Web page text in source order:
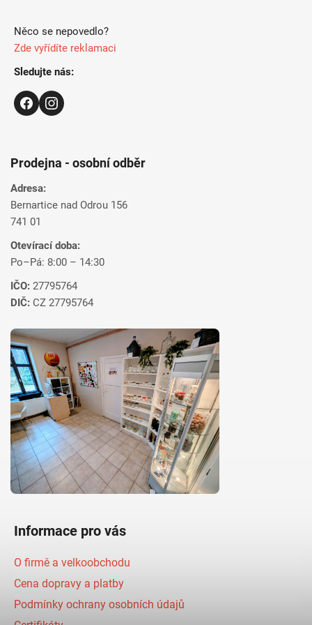
Něco se nepovedlo?
Zde vyřídíte reklamaci
Sledujte nás:
Prodejna - osobní odběr
Adresa:
Bernartice nad Odrou 156
741 01
Otevírací doba:
Po–Pá: 8:00 – 14:30
IČO: 27795764
DIČ: CZ 27795764
Informace pro vás
O firmě a velkoobchodu
Cena dopravy a platby
Podmínky ochrany osobních údajů